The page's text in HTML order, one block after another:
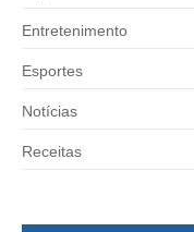
Entretenimento
Esportes
Notícias
Receitas